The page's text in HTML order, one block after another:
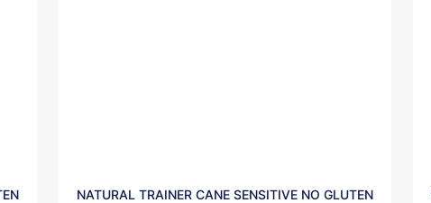
NATURAL TRAINER CANE SENSITIVE NO GLUTEN